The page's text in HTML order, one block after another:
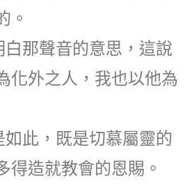
。
白那聲音的意思，這說
化外之人，我也以他為
如此，既是切慕屬靈的
得造就教會的恩賜。